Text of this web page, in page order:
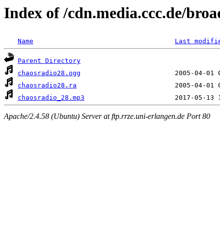
Index of /cdn.media.ccc.de/
Name Last
Parent Directory
chaosradio28.ogg
chaosradio28.ra
chaosradio_28.mp3
Apache/2.4.58 (Ubuntu) Server at ftp.rrze.uni-erlangen.de Port 80